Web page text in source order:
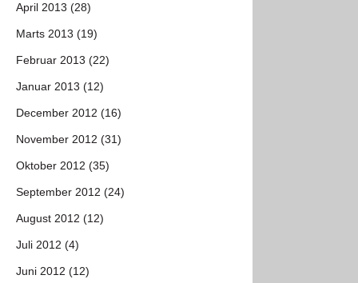
April 2013 (28)
Marts 2013 (19)
Februar 2013 (22)
Januar 2013 (12)
December 2012 (16)
November 2012 (31)
Oktober 2012 (35)
September 2012 (24)
August 2012 (12)
Juli 2012 (4)
Juni 2012 (12)